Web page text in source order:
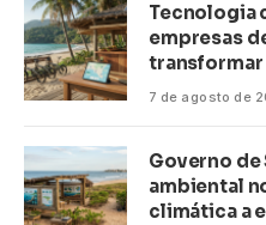
Tecnologia
empresas
turismo no
7 de agosto de
Governo
ambiental
climática a